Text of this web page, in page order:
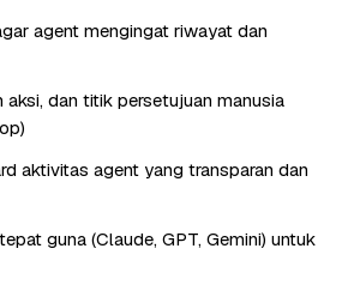
agent mengingat riwayat dan
aksi, dan titik persetujuan manusia
aktivitas agent yang transparan dan
guna (Claude, GPT, Gemini) untuk